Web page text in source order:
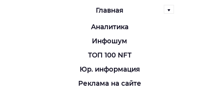
Главная
Аналитика
Инфошум
ТОП 100 NFT
Юр. информация
Реклама на сайте